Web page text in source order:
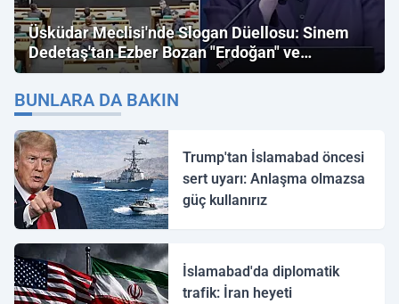
Üsküdar Meclisi'nde Slogan Düellosu: Sinem
Dedetaş'tan Ezber Bozan "Erdoğan" ve
"İmamoğlu" Çıkışı!
BUNLARA DA BAKIN
Trump'tan İslamabad öncesi
sert uyarı: Anlaşma olmazsa
güç kullanırız
İslamabad'da diplomatik
trafik: İran heyeti